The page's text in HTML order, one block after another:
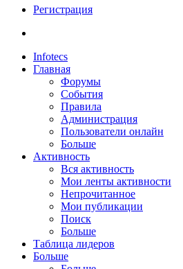
Регистрация
Infotecs
Главная
Форумы
События
Правила
Администрация
Пользователи онлайн
Больше
Активность
Вся активность
Мои ленты активности
Непрочитанное
Мои публикации
Поиск
Больше
Таблица лидеров
Больше